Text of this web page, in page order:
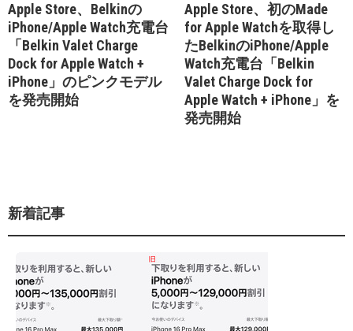
Apple Store、Belkinの
iPhone/Apple Watch充電台
「Belkin Valet Charge
Dock for Apple Watch +
iPhone」のピンクモデル
を発売開始
Apple Store、初のMade
for Apple Watchを取得し
たBelkinのiPhone/Apple
Watch充電台「Belkin
Valet Charge Dock for
Apple Watch + iPhone」を
発売開始
新着記事